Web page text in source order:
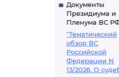
Документы
Президиума и
Пленума ВС
"Тематический
обзор ВС
Российской
Федерации N
13/2026. О